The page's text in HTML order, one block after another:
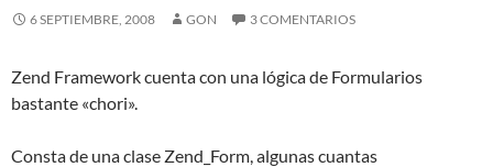
6 SEPTIEMBRE, 2008 GON 3 COMENTARIOS
Zend Framework cuenta con una lógica de Formularios
bastante «chori».
Consta de una clase Zend_Form, algunas cuantas